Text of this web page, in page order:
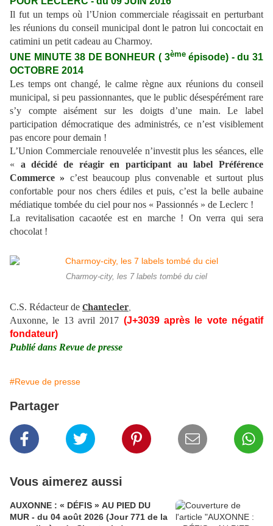
Il fut un temps où l’Union commerciale réagissait en perturbant
les réunions du conseil municipal dont le patron lui concoctait en
catimini un petit cadeau au Charmoy.
UNE MINUTE 38 DE BONHEUR ( 3èmeépisode) - du 31
OCTOBRE 2014
Les temps ont changé, le calme règne aux réunions du conseil
municipal, si peu passionnantes, que le public désespérément rare
s’y compte aisément sur les doigts d’une main. Le label
participation démocratique des administrés, ce n’est visiblement
pas encore pour demain !
L’Union Commerciale renouvelée n’investit plus les séances, elle
« a décidé de réagir en participant au label Préférence
Commerce » c’est beaucoup plus convenable et surtout plus
confortable pour nos chers édiles et puis, c’est la belle aubaine
médiatique tombée du ciel pour nos « Passionnés » de Leclerc !
La revitalisation cacaotée est en marche ! On verra qui sera
chocolat !
Charmoy-city, les 7 labels tombé du ciel
C.S. Rédacteur de Chantecler
Auxonne, le 13 avril 2017 (J+3039 après le vote négatif
fondateur)
Publié dans Revue de presse
#Revue de presse
Partager
Vous aimerez aussi
AUXONNE : « DÉFIS » AU PIED DU
MUR - du 04 août 2026 (Jour 771 de la